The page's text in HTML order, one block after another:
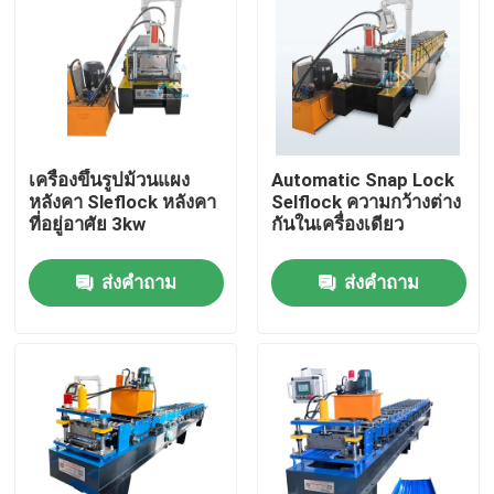
สินค้า
เกี่ยวกับเรา
เครื่องขึ้นรูปม้วนแผง
หลังคา Sleflock หลังคา
ที่อยู่อาศัย 3kw
ส่งคำถาม
Automatic Snap Lock
Selflock ความกว้างต่าง
กันในเครื่องเดียว
ส่งคำถาม